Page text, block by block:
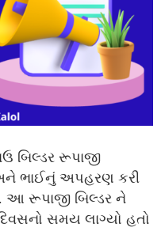
બિલ્ડર રૂપાજી
અને ભાઈનું અપહરણ કરી
આ રૂપાજી બિલ્ડર ને
સમય લાગ્યો હતો